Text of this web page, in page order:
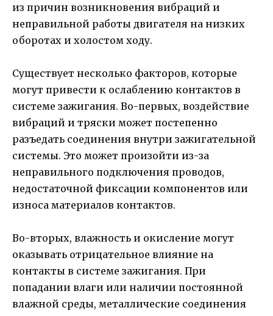
из причин возникновения вибраций и
неправильной работы двигателя на низких
оборотах и холостом ходу.
Существует несколько факторов, которые
могут привести к ослаблению контактов в
системе зажигания. Во-первых, воздействие
вибраций и тряски может постепенно
разъедать соединения внутри зажигательной
системы. Это может произойти из-за
неправильного подключения проводов,
недостаточной фиксации компонентов или
износа материалов контактов.
Во-вторых, влажность и окисление могут
оказывать отрицательное влияние на
контакты в системе зажигания. При
попадании влаги или наличии постоянной
влажной среды, металлические соединения